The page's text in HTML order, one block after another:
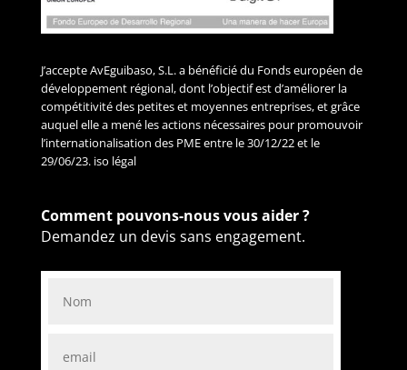
J’accepte AvEguibaso, S.L. a bénéficié du Fonds européen de
développement régional, dont l’objectif est d’améliorer la
compétitivité des petites et moyennes entreprises, et grâce
auquel elle a mené les actions nécessaires pour promouvoir
l’internationalisation des PME entre le 30/12/22 et le
29/06/23. iso légal
Comment pouvons-nous vous aider ?
Demandez un devis sans engagement.